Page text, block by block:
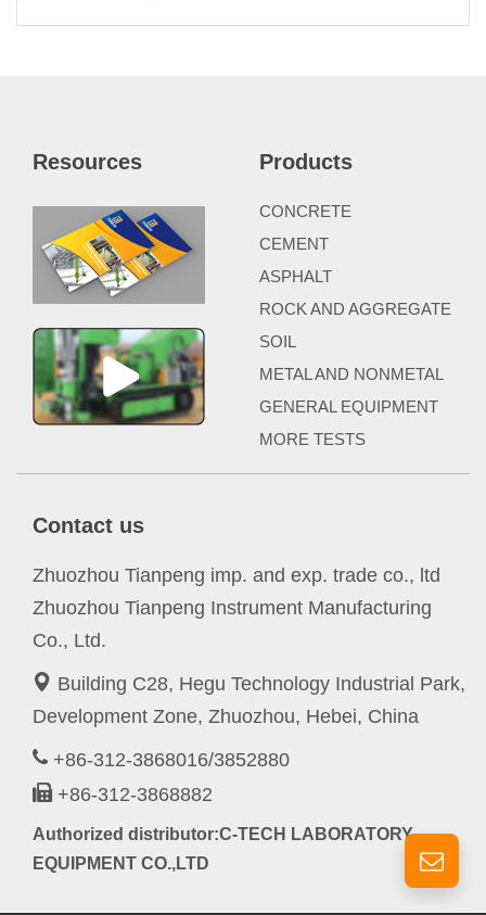
Resources Products
CONCRETE
CEMENT
ASPHALT
ROCK AND AGGREGATE
SOIL
METAL AND NONMETAL
GENERAL EQUIPMENT
MORE TESTS
Contact us
Zhuozhou Tianpeng imp. and exp. trade co., ltd
Zhuozhou Tianpeng Instrument Manufacturing
Co., Ltd.
Building C28, Hegu Technology Industrial Park,
Development Zone, Zhuozhou, Hebei, China
+86-312-3868016/3852880
+86-312-3868882
Authorized distributor:C-TECH LABORATORY
EQUIPMENT CO.,LTD